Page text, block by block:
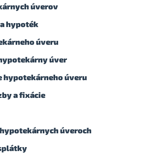
úverov
hypoték
úveru
úver
hypotekárneho úveru
a fixácie
úveroch